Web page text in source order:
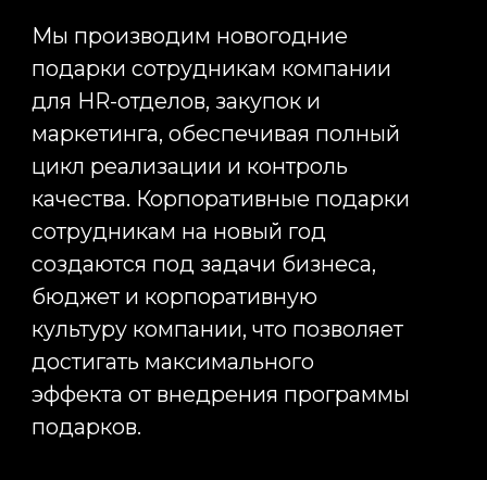
+7
Оставить заявку
согласие на обработку моих персональных
данных, в соответствии с Федеральным законом
от 27.07.2006 года №152-ФЗ «О персональных
данных», на условиях и для целей, определенных